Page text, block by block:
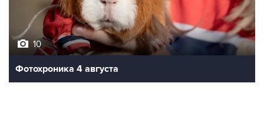
10
Фотохроника 4 августа